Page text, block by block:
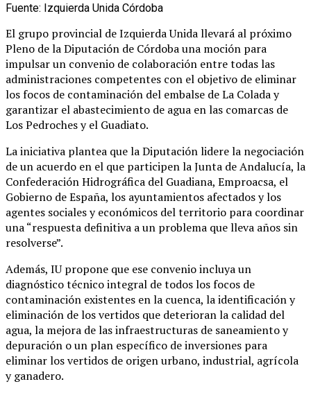
Fuente: Izquierda Unida Córdoba
El grupo provincial de Izquierda Unida llevará al próximo
Pleno de la Diputación de Córdoba una moción para
impulsar un convenio de colaboración entre todas las
administraciones competentes con el objetivo de eliminar
los focos de contaminación del embalse de La Colada y
garantizar el abastecimiento de agua en las comarcas de
Los Pedroches y el Guadiato.
La iniciativa plantea que la Diputación lidere la negociación
de un acuerdo en el que participen la Junta de Andalucía, la
Confederación Hidrográfica del Guadiana, Emproacsa, el
Gobierno de España, los ayuntamientos afectados y los
agentes sociales y económicos del territorio para coordinar
una “respuesta definitiva a un problema que lleva años sin
resolverse”.
Además, IU propone que ese convenio incluya un
diagnóstico técnico integral de todos los focos de
contaminación existentes en la cuenca, la identificación y
eliminación de los vertidos que deterioran la calidad del
agua, la mejora de las infraestructuras de saneamiento y
depuración o un plan específico de inversiones para
eliminar los vertidos de origen urbano, industrial, agrícola
y ganadero.